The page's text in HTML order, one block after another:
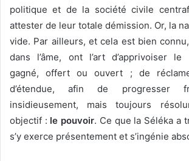
politique et de la société civile
attester de leur totale démission. Or, la
vide. Par ailleurs, et cela est bien
dans l’âme, ont l’art d’apprivoiser le
gagné, offert ou ouvert ; de
d’étendue, afin de progresser
insidieusement, mais toujours
objectif : le pouvoir. Ce que la Séléka a
s’y exerce présentement et s’ingénie